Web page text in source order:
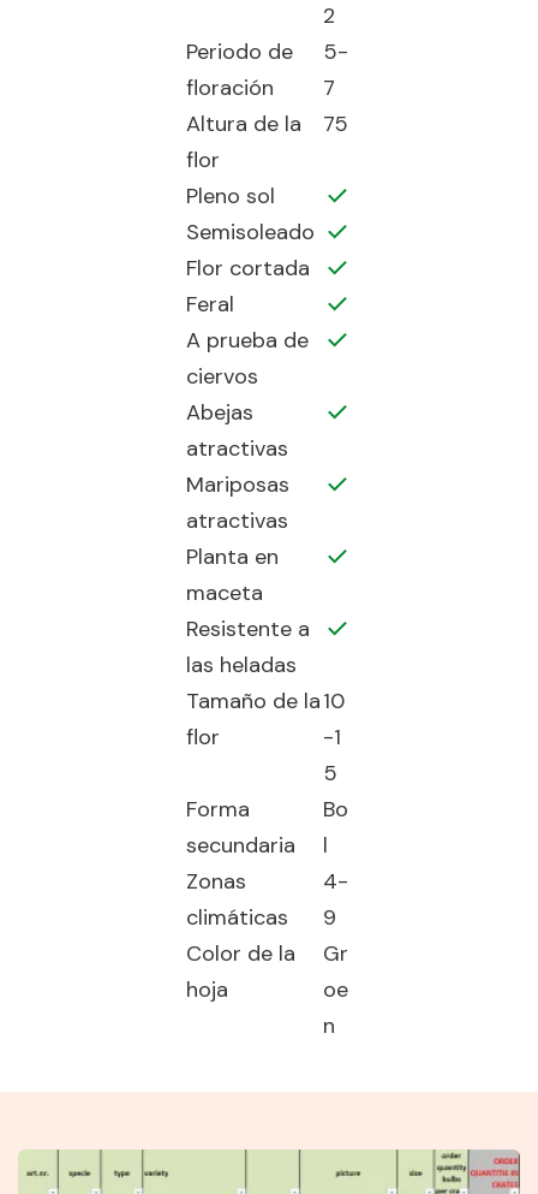
2
Periodo de
floración
5-
7
Altura de la
flor
75
Pleno sol
Semisoleado
Flor cortada
Feral
A prueba de
ciervos
Abejas
atractivas
Mariposas
atractivas
Planta en
maceta
Resistente a
las heladas
Tamaño de la
flor
10
-1
5
Forma
secundaria
Bo
l
Zonas
climáticas
4-
9
Color de la
hoja
Gr
oe
n